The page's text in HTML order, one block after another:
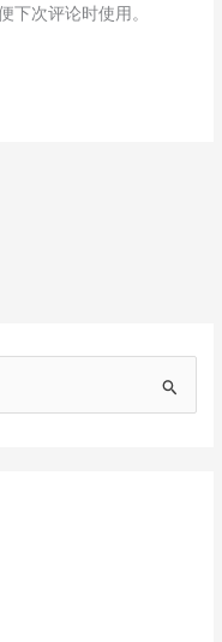
下次评论时使用。